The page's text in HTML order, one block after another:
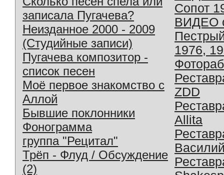
записала Пугачева?
Неизданное 2000 - 2009
(Студийные записи)
Пугачева композитор -
список песен
Моё первое знакомство с
Аллой
Бывшие поклонники
Фонограмма
группа "Рецитал"
Трёп - Флуд / Обсуждение
(2)
Сопот
ВИДЕО
1976,
ZDD
Allita